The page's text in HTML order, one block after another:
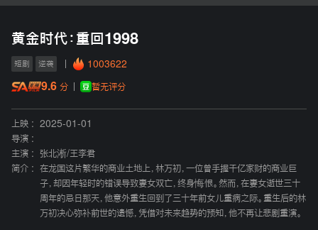
黄金时代：重回1998
短剧 逆袭 1003622
9.6 分 暂无评分
上映 :
2025-01-01
导演 :
主演 :
张北淅/王李君
简介 :
在龙国这片繁华的商业土地上，林万初，一位曾手握千亿家财的商业巨
子，却因年轻时的错误导致妻女双亡，终身悔恨。然而，在妻女逝世三十
周年的忌日那天，他意外重生回到了三十年前女儿重病之际。重生后的林
万初决心弥补前世的遗憾，凭借对未来趋势的预知，他不再让悲剧重演。